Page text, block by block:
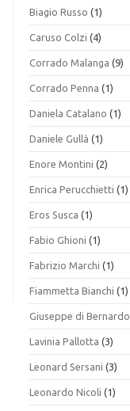
Biagio Russo (1)
Caruso Colzi (4)
Corrado Malanga (9)
Corrado Penna (1)
Daniela Catalano (1)
Daniele Gullà (1)
Enore Montini (2)
Enrica Perucchietti (1)
Eros Susca (1)
Fabio Ghioni (1)
Fabrizio Marchi (1)
Fiammetta Bianchi (1)
Giuseppe di Bernardo
Lavinia Pallotta (3)
Leonard Sersani (3)
Leonardo Nicoli (1)